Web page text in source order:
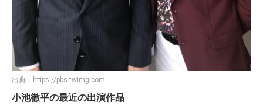
出典： https://pbs.twimg.com
小池徹平の最近の出演作品